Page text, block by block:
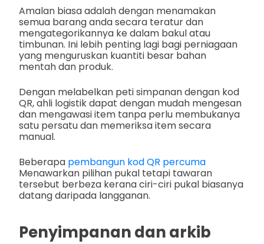
Amalan biasa adalah dengan menamakan
semua barang anda secara teratur dan
mengategorikannya ke dalam bakul atau
timbunan. Ini lebih penting lagi bagi perniagaan
yang menguruskan kuantiti besar bahan
mentah dan produk.
Dengan melabelkan peti simpanan dengan kod
QR, ahli logistik dapat dengan mudah mengesan
dan mengawasi item tanpa perlu membukanya
satu persatu dan memeriksa item secara
manual.
Beberapa pembangun kod QR percuma
Menawarkan pilihan pukal tetapi tawaran
tersebut berbeza kerana ciri-ciri pukal biasanya
datang daripada langganan.
Penyimpanan dan arkib